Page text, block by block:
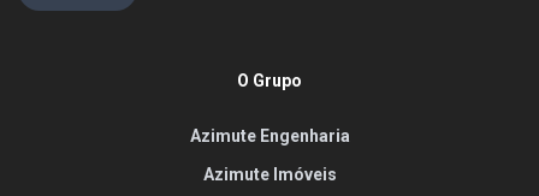
O Grupo
Azimute Engenharia
Azimute Imóveis